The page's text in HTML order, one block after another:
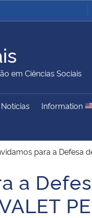
e
Ministério da
em Ciências Sociais
Notícias Information
para a Defesa
a